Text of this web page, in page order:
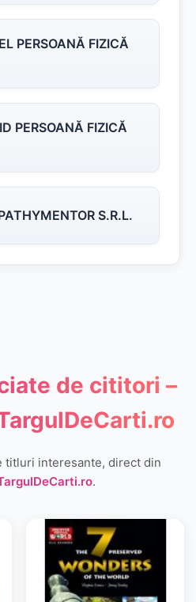
PERSOANĂ FIZICĂ
PERSOANĂ FIZICĂ
S.R.L.
de cititori –
titluri interesante, direct din
.